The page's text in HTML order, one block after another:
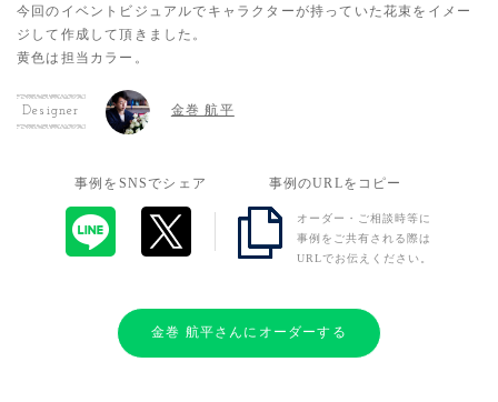
今回のイベントビジュアルでキャラクターが持っていた花束をイメー
ジして作成して頂きました。
黄色は担当カラー。
Designer 金巻 航平
事例をSNSでシェア 事例のURLをコピー
オーダー・ご相談時等に
事例をご共有される際は
URLでお伝えください。
金巻 航平さんにオーダーする